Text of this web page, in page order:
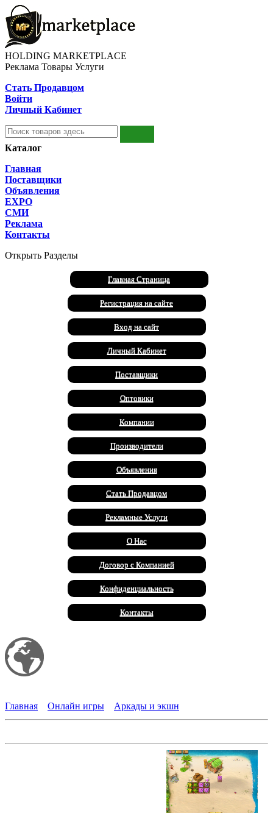
HOLDING MARKETPLACE
Реклама Товары Услуги
Стать Продавцом
Войти
Личный Кабинет
Каталог
Главная
Поставщики
Объявления
EXPO
СМИ
Реклама
Контакты
Открыть Разделы
Главная Страница
Регистрация на сайте
Вход на сайт
Личный Кабинет
Поставщики
Оптовики
Компании
Производители
Объявления
Стать Продавцом
Рекламные Услуги
О Нас
Договор с Компанией
Конфиденциальность
Контакты
Главная
Онлайн игры Аркады и экшн